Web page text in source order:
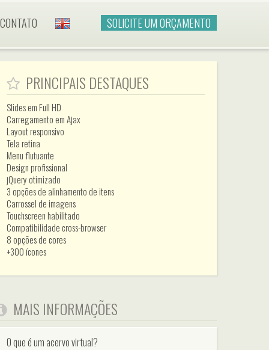
CONTATO SOLICITE UM ORÇAMENTO
PRINCIPAIS DESTAQUES
Slides em Full HD
Carregamento em Ajax
Layout responsivo
Tela retina
Menu flutuante
Design profissional
jQuery otimizado
3 opções de alinhamento de itens
Carrossel de imagens
Touchscreen habilitado
Compatibilidade cross-browser
8 opções de cores
+300 ícones
MAIS INFORMAÇÕES
O que é um acervo virtual?